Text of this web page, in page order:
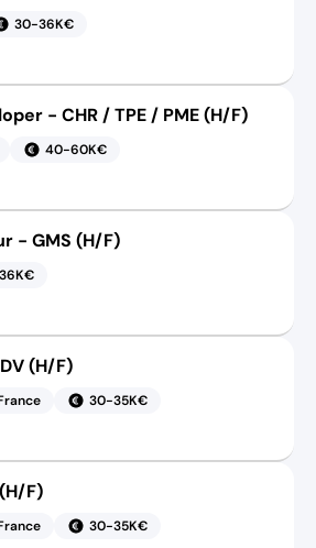
30-36K€
- CHR / TPE / PME (H/F)
40-60K€
- GMS (H/F)
(H/F)
30-35K€
F)
30-35K€